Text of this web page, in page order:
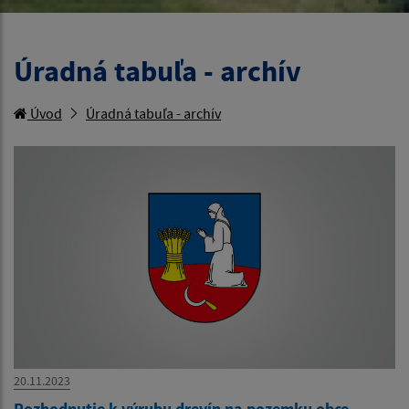
Úradná tabuľa - archív
Úvod Úradná tabuľa - archív
20.11.2023